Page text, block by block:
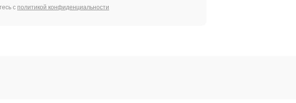
с политикой конфиденциальности